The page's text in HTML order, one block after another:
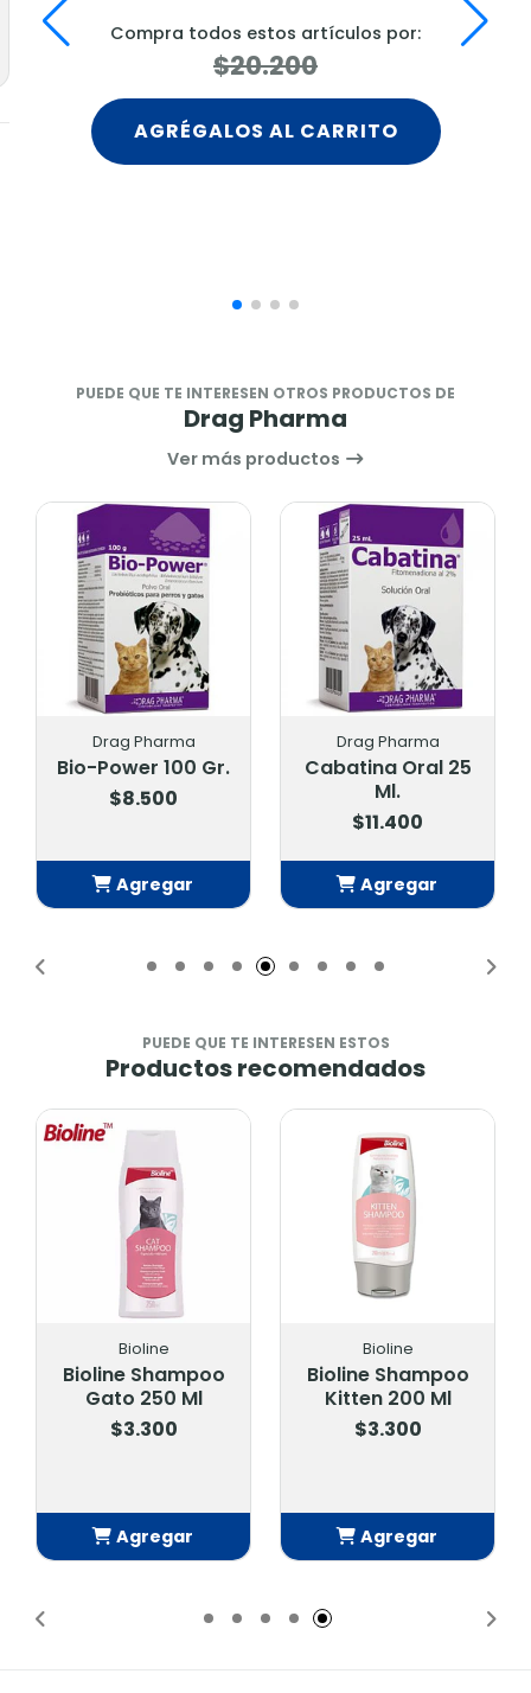
Compra todos estos artículos por:
$20.200
AGRÉGALOS AL CARRITO
PUEDE QUE TE INTERESEN OTROS PRODUCTOS DE
Drag Pharma
Ver más productos
Drag Pharma
Bio-Power 100 Gr.
$8.500
Agregar
Drag Pharma
Cabatina Oral 25
Ml.
$11.400
Agregar
PUEDE QUE TE INTERESEN ESTOS
Productos recomendados
Bioline
Bioline Shampoo
Gato 250 Ml
$3.300
Agregar
Bioline
Bioline Shampoo
Kitten 200 Ml
$3.300
Agregar